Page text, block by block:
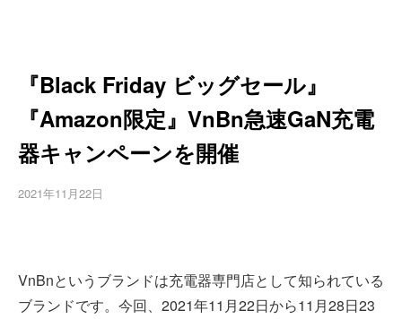
『Black Friday ビッグセール』
『Amazon限定』VnBn急速GaN充電
器キャンペーンを開催
2021年11月22日
VnBnというブランドは充電器専門店として知られている
ブランドです。今回、2021年11月22日から11月28日23